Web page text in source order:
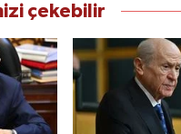
çekebilir